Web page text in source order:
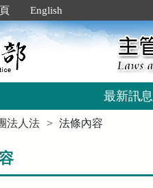
English
最新訊息
法人法 法條內容